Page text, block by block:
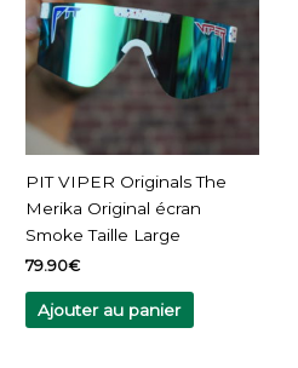
PIT VIPER Originals The
Merika Original écran
Smoke Taille Large
79.90€
Ajouter au panier